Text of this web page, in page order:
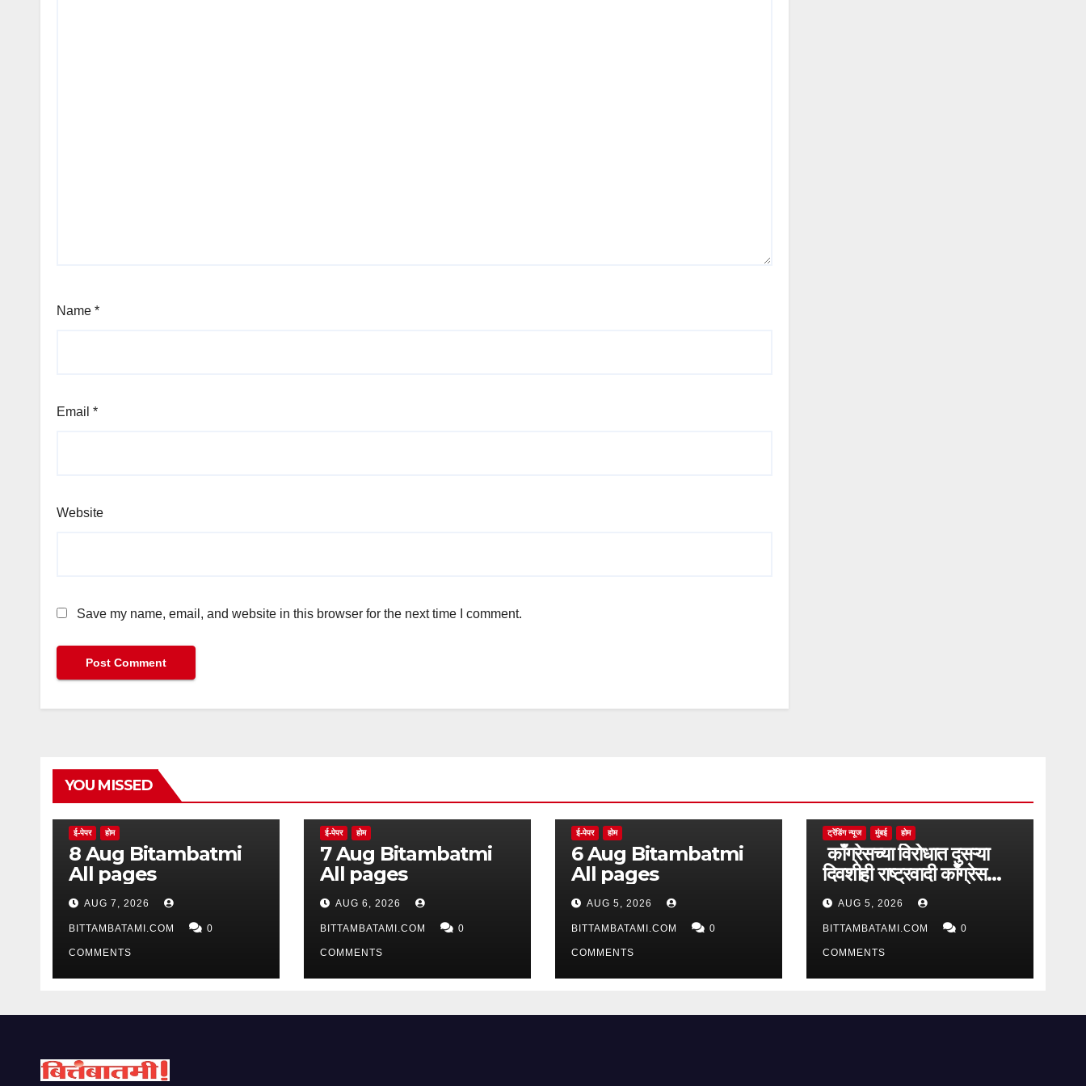
Name *
Email *
Website
Save my name, email, and website in this browser for the next time I comment.
YOU MISSED
ई-पेपर होम
8 Aug Bitambatmi
All pages
AUG 7, 2026
BITTAMBATAMI.COM 0
COMMENTS
ई-पेपर होम
7 Aug Bitambatmi
All pages
AUG 6, 2026
BITTAMBATAMI.COM 0
COMMENTS
ई-पेपर होम
6 Aug Bitambatmi
All pages
AUG 5, 2026
BITTAMBATAMI.COM 0
COMMENTS
ट्रेंडिंग न्यूज मुंबई होम
काँग्रेसच्या विरोधात दुसऱ्या
दिवशीही राष्ट्रवादी काँग्रेस
आक्रमक
AUG 5, 2026
BITTAMBATAMI.COM 0
COMMENTS